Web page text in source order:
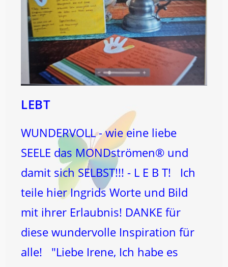
LEBT
WUNDERVOLL - wie eine liebe
SEELE das MONDströmen® und
damit sich SELBST!!! - L E B T! Ich
teile hier Ingrids Worte und Bild
mit ihrer Erlaubnis! DANKE für
diese wundervolle Inspiration für
alle! "Liebe Irene, Ich habe es